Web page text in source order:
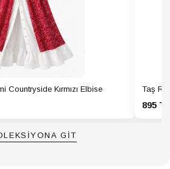
Countryside Kırmızı Elbise Taş
895
GİT